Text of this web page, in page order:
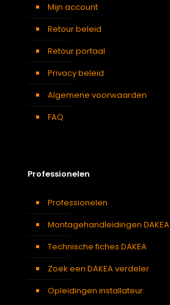
Mijn account
Retour beleid
Retour portaal
Privacy beleid
Algemene voorwaarden
FAQ
Professionelen
Professionelen
Montagehandleidingen DAKEA
Technische fiches DAKEA
Zoek een DAKEA verdeler
Opleidingen installateur